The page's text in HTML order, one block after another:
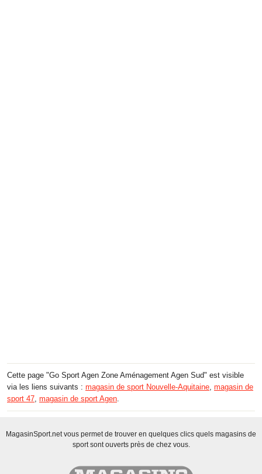
Cette page "Go Sport Agen Zone Aménagement Agen Sud" est visible
via les liens suivants : magasin de sport Nouvelle-Aquitaine magasin de
sport 47 magasin de sport Agen
MagasinSport.net vous permet de trouver en quelques clics quels magasins de
sport sont ouverts près de chez vous.